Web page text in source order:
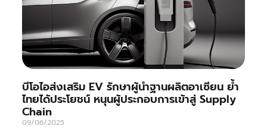
บีโอไอส่งเสริม EV รักษาผู้นำฐานผลิตอาเซียน ย้ำ
ไทยได้ประโยชน์ หนุนผู้ประกอบการเข้าสู่ Supply
Chain
09/06/2025